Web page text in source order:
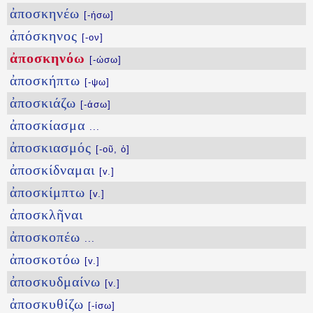
ἀποσκηνέω [-ήσω]
ἀπόσκηνος [-ον]
ἀποσκηνόω [-ώσω]
ἀποσκήπτω [-ψω]
ἀποσκιάζω [-άσω]
ἀποσκίασμα ...
ἀποσκιασμός [-οῦ, ὁ]
ἀποσκίδναμαι [v.]
ἀποσκίμπτω [v.]
ἀποσκλῆναι
ἀποσκοπέω ...
ἀποσκοτόω [v.]
ἀποσκυδμαίνω [v.]
ἀποσκυθίζω [-ίσω]